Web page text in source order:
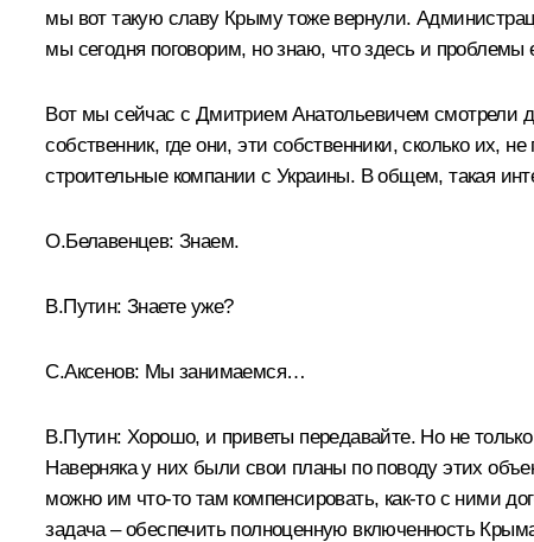
мы вот такую славу Крыму тоже вернули.
мы сегодня поговорим, но знаю, что здесь и проблемы
Вот мы сейчас с Дмитрием Анатольевичем смотрели
собственник, где они, эти собственники, сколько их,
строительные компании с Украины. В общем, такая
О.Белавенцев: Знаем.
В.Путин: Знаете уже?
С.Аксенов: Мы занимаемся…
В.Путин: Хорошо, и приветы передавайте. Но не
Наверняка у них были свои планы по поводу этих
можно им что‑то там компенсировать, как‑то с ними
задача – обеспечить полноценную включенность